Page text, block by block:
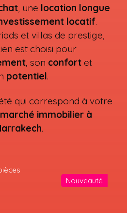
, une location longue
locatif.
et villas de prestige,
est choisi pour
, son confort et
potentiel.
qui correspond à votre
marché immobilier à
.
Nouveauté